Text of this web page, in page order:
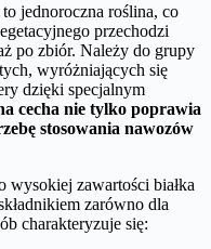
to jednoroczna roślina, co
przechodzi
po zbiór. Należy do grupy
wyróżniających się
dzięki specjalnym
cecha nie tylko poprawia
stosowania nawozów
wysokiej zawartości białka
zarówno dla
charakteryzuje się: